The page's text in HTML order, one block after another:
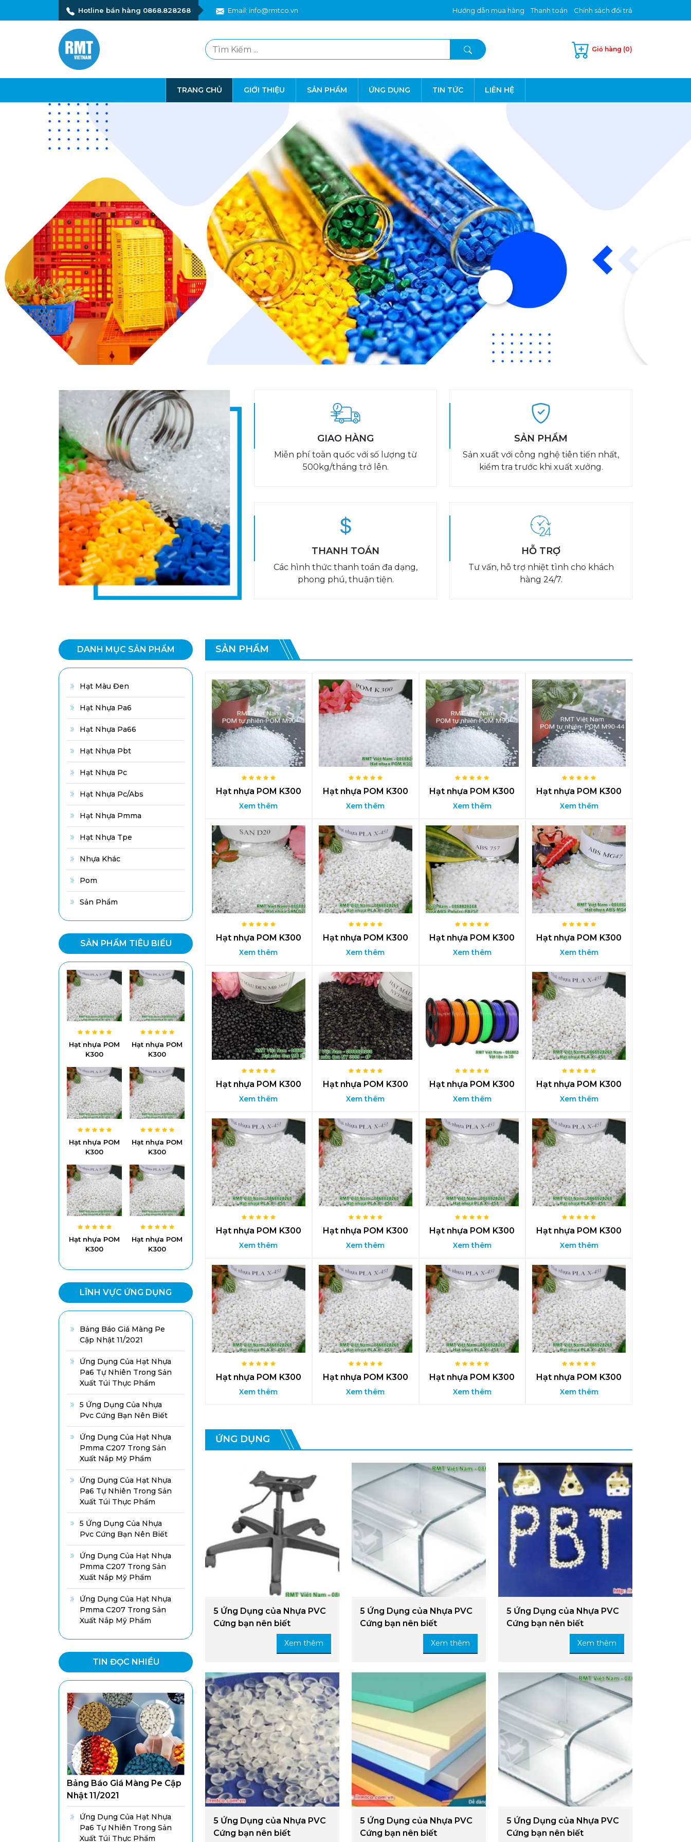
Hotline bán hàng 0868.828268 Email: info@rmtco.vn Hướng dẫn mua hàng Thanh toán Chính sách đổi trả
Giỏ hàng (0)
TRANG CHỦ GIỚI THIỆU SẢN PHẨM ỨNG DỤNG TIN TỨC LIÊN HỆ
GIAO HÀNG
Miễn phí toàn quốc với số lượng từ
500kg/tháng trở lên.
SẢN PHẨM
Sản xuất với công nghệ tiên tiến nhất,
kiểm tra trước khi xuất xưởng.
THANH TOÁN
Các hình thức thanh toán đa dạng,
phong phú, thuận tiện.
HỖ TRỢ
Tư vấn, hỗ trợ nhiệt tình cho khách
hàng 24/7.
DANH MỤC SẢN PHẨM
Hạt Màu Đen
Hạt Nhựa Pa6
Hạt Nhựa Pa66
Hạt Nhựa Pbt
Hạt Nhựa Pc
Hạt Nhựa Pc/abs
Hạt Nhựa Pmma
Hạt Nhựa Tpe
Nhựa Khác
Pom
Sản Phẩm
SẢN PHẨM TIÊU BIỂU
Hạt nhựa POM
K300
Hạt nhựa POM
K300
Hạt nhựa POM
K300
Hạt nhựa POM
K300
Hạt nhựa POM
K300
Hạt nhựa POM
K300
LĨNH VỰC ỨNG DỤNG
Bảng Báo Giá Màng Pe
Cập Nhật 11/2021
Ứng Dụng Của Hạt Nhựa
Pa6 Tự Nhiên Trong Sản
Xuất Túi Thực Phẩm
5 Ứng Dụng Của Nhựa
Pvc Cứng Bạn Nên Biết
Ứng Dụng Của Hạt Nhựa
Pmma C207 Trong Sản
Xuất Nắp Mỹ Phẩm
Ứng Dụng Của Hạt Nhựa
Pa6 Tự Nhiên Trong Sản
Xuất Túi Thực Phẩm
5 Ứng Dụng Của Nhựa
Pvc Cứng Bạn Nên Biết
Ứng Dụng Của Hạt Nhựa
Pmma C207 Trong Sản
Xuất Nắp Mỹ Phẩm
Ứng Dụng Của Hạt Nhựa
Pmma C207 Trong Sản
Xuất Nắp Mỹ Phẩm
TIN ĐỌC NHIỀU
Bảng Báo Giá Màng Pe Cập
Nhật 11/2021
Ứng Dụng Của Hạt Nhựa
Pa6 Tự Nhiên Trong Sản
Xuất Túi Thực Phẩm
SẢN PHẨM
Hạt nhựa POM K300
Xem thêm
Hạt nhựa POM K300
Xem thêm
Hạt nhựa POM K300
Xem thêm
Hạt nhựa POM K300
Xem thêm
Hạt nhựa POM K300
Xem thêm
Hạt nhựa POM K300
Xem thêm
Hạt nhựa POM K300
Xem thêm
Hạt nhựa POM K300
Xem thêm
Hạt nhựa POM K300
Xem thêm
Hạt nhựa POM K300
Xem thêm
Hạt nhựa POM K300
Xem thêm
Hạt nhựa POM K300
Xem thêm
Hạt nhựa POM K300
Xem thêm
Hạt nhựa POM K300
Xem thêm
Hạt nhựa POM K300
Xem thêm
Hạt nhựa POM K300
Xem thêm
Hạt nhựa POM K300
Xem thêm
Hạt nhựa POM K300
Xem thêm
Hạt nhựa POM K300
Xem thêm
Hạt nhựa POM K300
Xem thêm
ỨNG DỤNG
5 Ứng Dụng của Nhựa PVC
Cứng bạn nên biết
Xem thêm
5 Ứng Dụng của Nhựa PVC
Cứng bạn nên biết
Xem thêm
5 Ứng Dụng của Nhựa PVC
Cứng bạn nên biết
Xem thêm
5 Ứng Dụng của Nhựa PVC
Cứng bạn nên biết
5 Ứng Dụng của Nhựa PVC
Cứng bạn nên biết
5 Ứng Dụng của Nhựa PVC
Cứng bạn nên biết